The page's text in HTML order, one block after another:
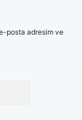
posta adresim ve